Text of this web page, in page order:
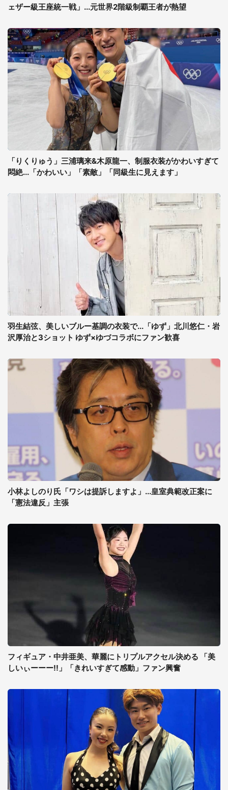
ェザー級王座統一戦」...元世界2階級制覇王者が熱望
「りくりゅう」三浦璃来&木原龍一、制服衣装がかわいすぎて
悶絶...「かわいい」「素敵」「同級生に見えます」
羽生結弦、美しいブルー基調の衣装で...「ゆず」北川悠仁・岩
沢厚治と3ショット ゆず×ゆづコラボにファン歓喜
小林よしのり氏「ワシは提訴しますよ」...皇室典範改正案に
「憲法違反」主張
フィギュア・中井亜美、華麗にトリプルアクセル決める 「美
しいぃーーー!!」「きれいすぎて感動」ファン興奮